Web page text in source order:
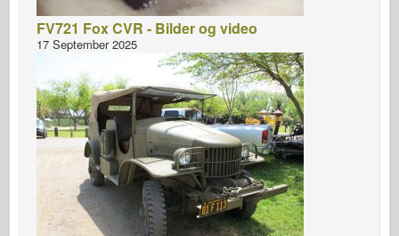
FV721 Fox CVR - Bilder og video
17 September 2025